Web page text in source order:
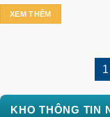
XEM THÊM
1
KHO THÔNG TIN